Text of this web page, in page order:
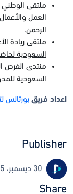
ملتقى الوطني
العمل والأعمال
الرحمن.
ملتقى ريادة
السعودية
منتدى الفرص
السعودية
اعداد فريق بورتالس
Publisher
30 ديسمبر، 2015
Share